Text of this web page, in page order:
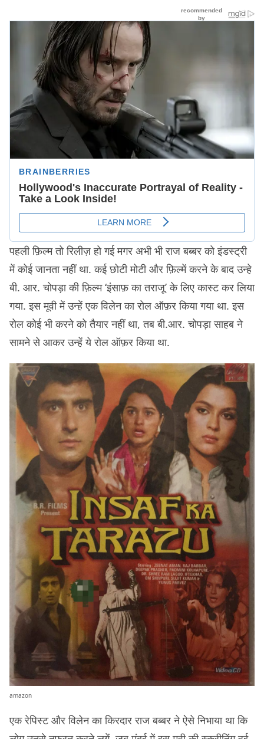
पहली फ़िल्म तो रिलीज़ हो गई मगर अभी भी राज बब्बर को इंडस्ट्री
में कोई जानता नहीं था. कई छोटी मोटी और फ़िल्में करने के बाद उन्हे
बी. आर. चोपड़ा की फ़िल्म ‘इंसाफ़ का तराजू’ के लिए कास्ट कर लिया
गया. इस मूवी में उन्हें एक विलेन का रोल ऑफ़र किया गया था. इस
रोल कोई भी करने को तैयार नहीं था, तब बी.आर. चोपड़ा साहब ने
सामने से आकर उन्हें ये रोल ऑफ़र किया था.
amazon
एक रेपिस्ट और विलेन का किरदार राज बब्बर ने ऐसे निभाया था कि